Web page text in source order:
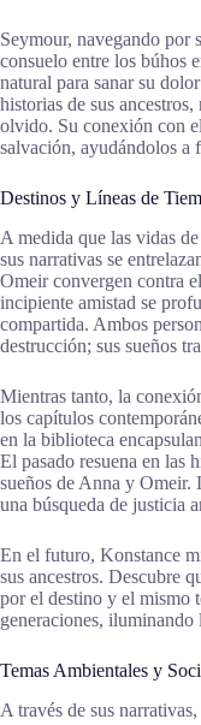
Seymour, navegando por
consuelo entre los búhos
natural para sanar su
historias de sus ancestros,
olvido. Su conexión con
salvación, ayudándolos a
Destinos y Líneas de
A medida que las vidas
sus narrativas se
Omeir convergen contra
incipiente amistad se
compartida. Ambos
destrucción; sus sueños
Mientras tanto, la
los capítulos
en la biblioteca
El pasado resuena en las
sueños de Anna y Omeir.
una búsqueda de justicia
En el futuro, Konstance
sus ancestros. Descubre
por el destino y el mismo
generaciones,
Temas Ambientales y
A través de sus